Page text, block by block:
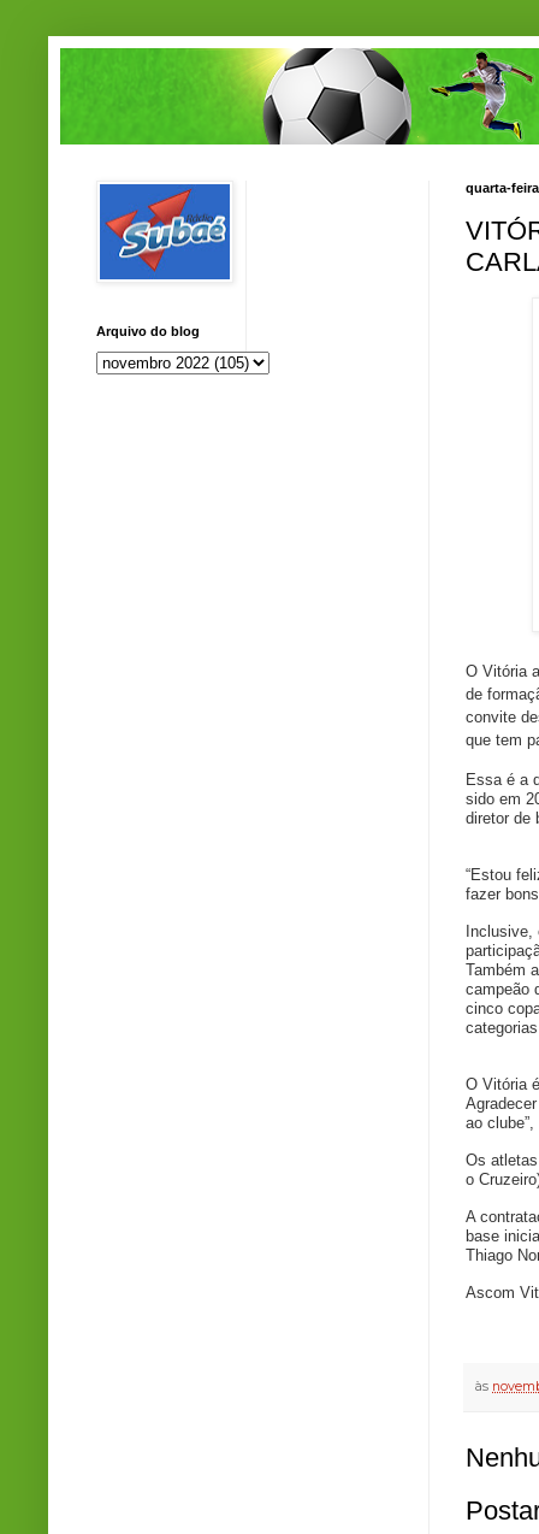
quarta-
O Vitória
de
convite
que tem
Essa é a
sido em
diretor de
“Estou
fazer
Inclusive,
Também
campeão
cinco
O Vitória
ao
Os
o
A
base
Thiago
Ascom
às
Arquivo do blog